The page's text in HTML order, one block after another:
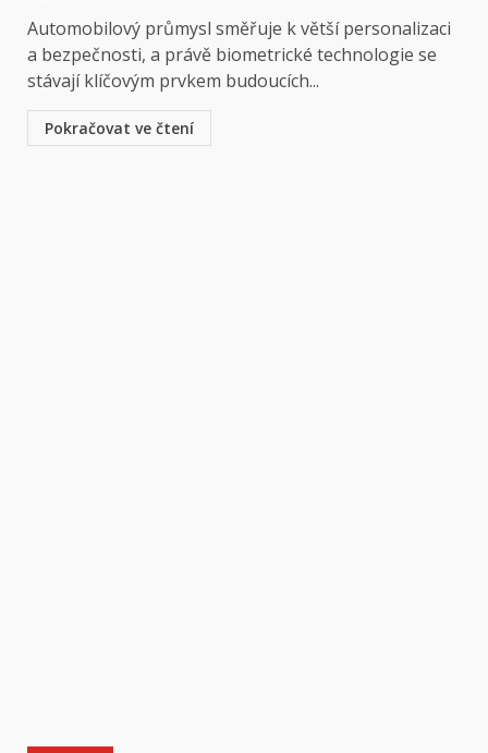
Automobilový průmysl směřuje k větší personalizaci
a bezpečnosti, a právě biometrické technologie se
stávají klíčovým prvkem budoucích...
Pokračovat ve čtení